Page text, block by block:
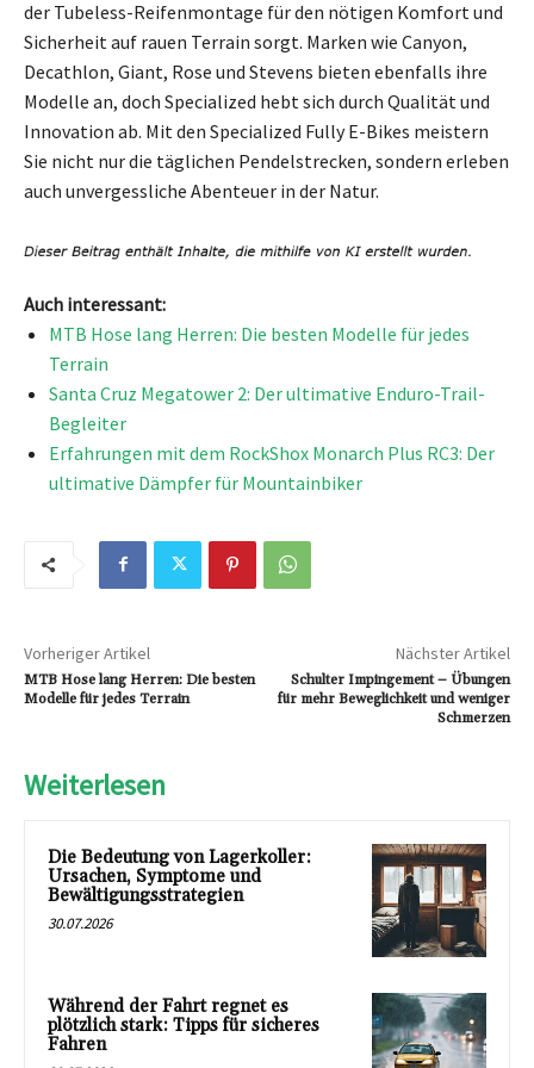
der Tubeless-Reifenmontage für den nötigen Komfort und
Sicherheit auf rauen Terrain sorgt. Marken wie Canyon,
Decathlon, Giant, Rose und Stevens bieten ebenfalls ihre
Modelle an, doch Specialized hebt sich durch Qualität und
Innovation ab. Mit den Specialized Fully E-Bikes meistern
Sie nicht nur die täglichen Pendelstrecken, sondern erleben
auch unvergessliche Abenteuer in der Natur.
Auch interessant:
MTB Hose lang Herren: Die besten Modelle für jedes
Terrain
Santa Cruz Megatower 2: Der ultimative Enduro-Trail-
Begleiter
Erfahrungen mit dem RockShox Monarch Plus RC3: Der
ultimative Dämpfer für Mountainbiker
Vorheriger Artikel
MTB Hose lang Herren: Die besten
Modelle für jedes Terrain
Nächster Artikel
Schulter Impingement – Übungen
für mehr Beweglichkeit und weniger
Schmerzen
Weiterlesen
Die Bedeutung von Lagerkoller:
Ursachen, Symptome und
Bewältigungsstrategien
30.07.2026
Während der Fahrt regnet es
plötzlich stark: Tipps für sicheres
Fahren